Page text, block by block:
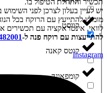
‮קווסט‬
‮קוטס קאנה‬
‮קומפאונד‬
והתחלת הטיפול בו.
לעיין בעלון לצרכן לפני השימוש
להתייעץ עם הרוקח בכל
אינטראקציה עם תכשירים
עם רוקח פנה ל-